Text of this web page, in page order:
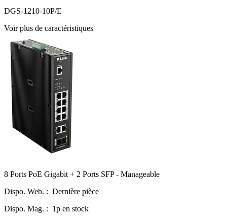
DGS-1210-10P/E
Voir plus de caractéristiques
8 Ports PoE Gigabit + 2 Ports SFP - Manageable
Dispo. Web. : Dernière pièce
Dispo. Mag. : 1p en stock